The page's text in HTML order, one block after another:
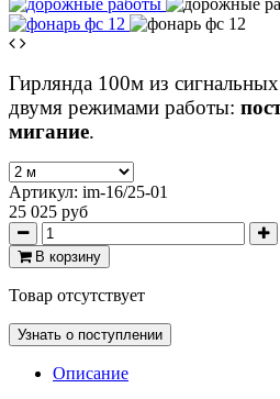
Гирлянда 100м из
двумя режимами работы:
мигание.
Артикул: im-16/25-01
25 025 руб
В корзину
Товар отсутствует
Узнать о поступлении
Описание